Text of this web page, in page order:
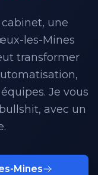
une
les-Mines
transformer
Je vous
avec un
Mines